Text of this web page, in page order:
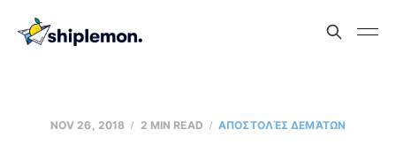
NOV 26, 2018 2 MIN READ AΠΟΣΤΟΛΈΣ ΔΕΜΆΤΩΝ